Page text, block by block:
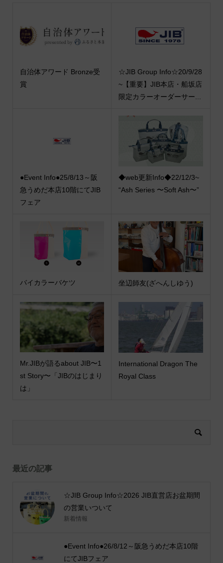
自治体アワード Bronze受
賞
☆JIB Group Info☆20/9/28
~【重要】JIB本店・船坂店
限定カラーオーダーサー...
●Event Info●25/8/13～阪
急うめだ本店10階にてJIB
フェア
◆web更新Info◆22/12/3~
“Ash Series 〜Soft Ash〜”
バイカラーバケツ 坐辺師友(ざへんしゆう)
Mr.JIBが語るabout JIB〜1
st Story〜「JIBのはじまり
は」
International Dragon The
Royal Class
最近の記事
☆JIB Group Info☆2026 JIB直営店お盆期間
の営業いついて
新着情報
●Event Info●26/8/12～阪急うめだ本店10階
にてJIBフェア